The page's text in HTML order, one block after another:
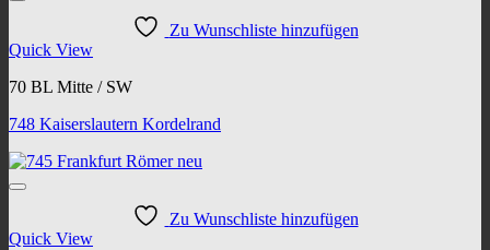
Zu Wunschliste hinzufügen
Quick View
70 BL Mitte / SW
748 Kaiserslautern Kordelrand
Zu Wunschliste hinzufügen
Quick View